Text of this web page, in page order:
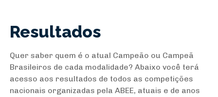
Resultados
Quer saber quem é o atual Campeão ou Campeã
Brasileiros de cada modalidade? Abaixo você terá
acesso aos resultados de todos as competições
nacionais organizadas pela ABEE, atuais e de anos